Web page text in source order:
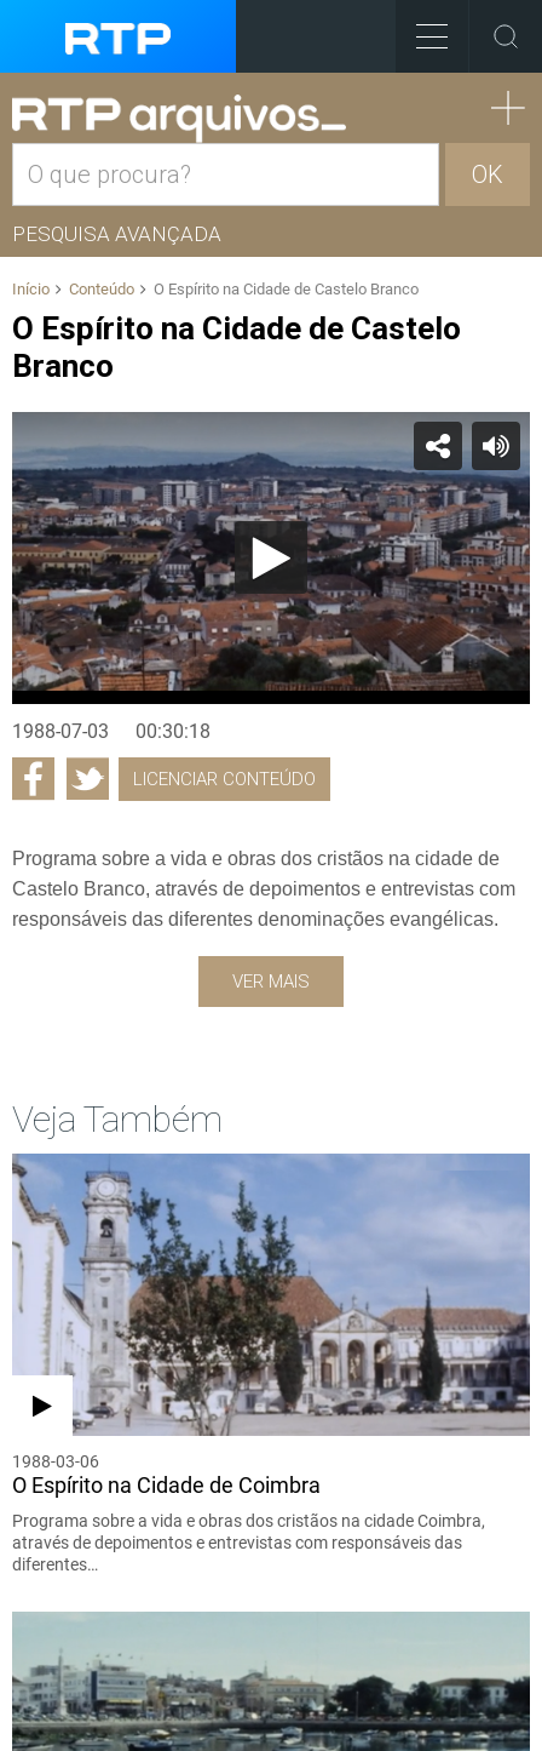
OK
PESQUISA AVANÇADA
Início Conteúdo O Espírito na Cidade de Castelo Branco
O Espírito na Cidade de Castelo
Branco
1988-07-03 00:30:18
LICENCIAR CONTEÚDO
Programa sobre a vida e obras dos cristãos na cidade de
Castelo Branco, através de depoimentos e entrevistas com
responsáveis das diferentes denominações evangélicas.
VER MAIS
Veja Também
1988-03-06
O Espírito na Cidade de Coimbra
Programa sobre a vida e obras dos cristãos na cidade Coimbra,
através de depoimentos e entrevistas com responsáveis das
diferentes…